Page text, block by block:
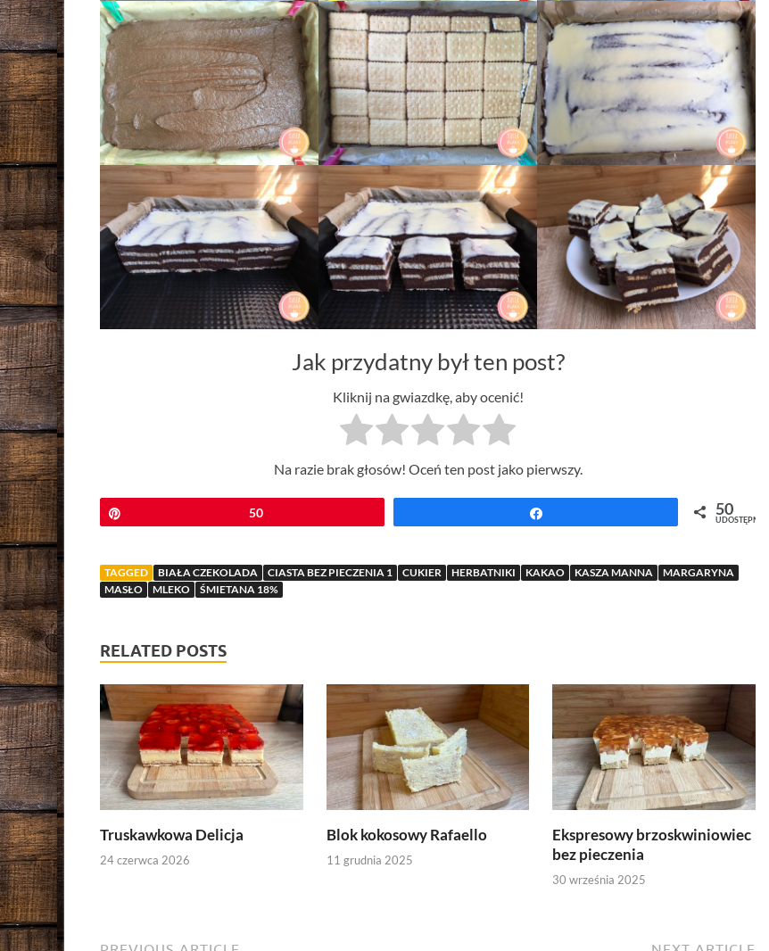
Jak przydatny był ten post?
Kliknij na gwiazdkę, aby ocenić!
Na razie brak głosów! Oceń ten post jako pierwszy.
50 50
UDOSTĘPNIEŃ
TAGGED BIAŁA CZEKOLADA CIASTA BEZ PIECZENIA 1 CUKIER HERBATNIKI KAKAO KASZA MANNA
MARGARYNA
MASŁO
MLEKO ŚMIETANA 18%
RELATED POSTS
Truskawkowa Delicja
24 czerwca 2026
Blok kokosowy Rafaello
11 grudnia 2025
Ekspresowy brzoskwiniowiec
bez pieczenia
30 września 2025